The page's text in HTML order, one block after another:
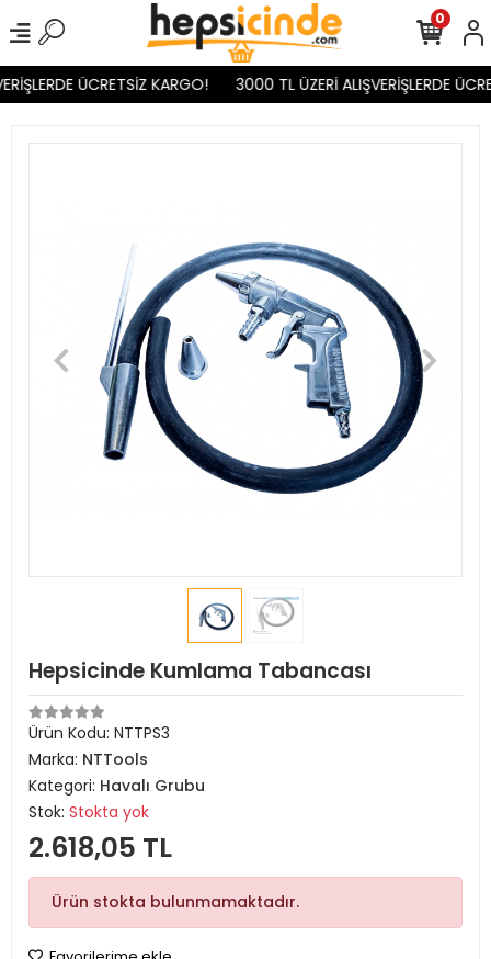
ÜCRETSİZ KARGO! 3000 TL ÜZERİ ALIŞVERİŞLERDE
0
Hepsicinde Kumlama Tabancası
Ürün Kodu: NTTPS3
Marka: NTTools
Kategori: Havalı Grubu
Stok: Stokta yok
2.618,05 TL
Ürün stokta bulunmamaktadır.